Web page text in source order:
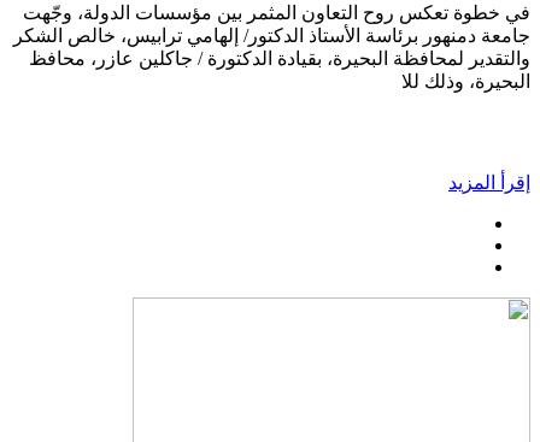
في خطوة تعكس روح التعاون المثمر بين مؤسسات الدولة، وجّهت
جامعة دمنهور برئاسة الأستاذ الدكتور/ إلهامي ترابيس، خالص الشكر
والتقدير لمحافظة البحيرة، بقيادة الدكتورة / جاكلين عازر، محافظ
البحيرة، وذلك للا
إقرأ المزيد